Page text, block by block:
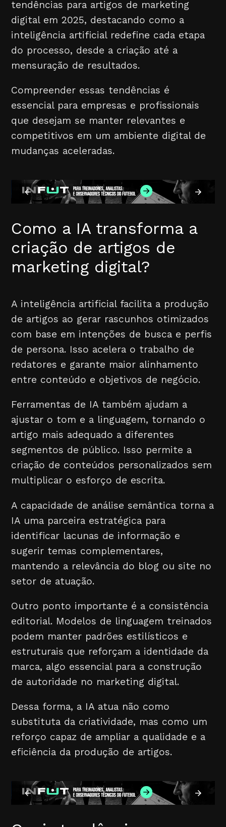
tendências para artigos de marketing
digital em 2025, destacando como a
inteligência artificial redefine cada etapa
do processo, desde a criação até a
mensuração de resultados.
Compreender essas tendências é
essencial para empresas e profissionais
que desejam se manter relevantes e
competitivos em um ambiente digital de
mudanças aceleradas.
Como a IA transforma a
criação de artigos de
marketing digital?
A inteligência artificial facilita a produção
de artigos ao gerar rascunhos otimizados
com base em intenções de busca e perfis
de persona. Isso acelera o trabalho de
redatores e garante maior alinhamento
entre conteúdo e objetivos de negócio.
Ferramentas de IA também ajudam a
ajustar o tom e a linguagem, tornando o
artigo mais adequado a diferentes
segmentos de público. Isso permite a
criação de conteúdos personalizados sem
multiplicar o esforço de escrita.
A capacidade de análise semântica torna a
IA uma parceira estratégica para
identificar lacunas de informação e
sugerir temas complementares,
mantendo a relevância do blog ou site no
setor de atuação.
Outro ponto importante é a consistência
editorial. Modelos de linguagem treinados
podem manter padrões estilísticos e
estruturais que reforçam a identidade da
marca, algo essencial para a construção
de autoridade no marketing digital.
Dessa forma, a IA atua não como
substituta da criatividade, mas como um
reforço capaz de ampliar a qualidade e a
eficiência da produção de artigos.